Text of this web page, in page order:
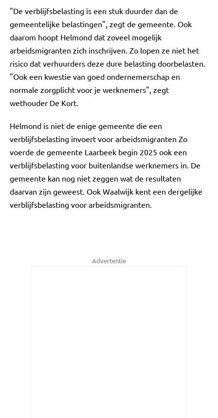
"De verblijfsbelasting is een stuk duurder dan de
gemeentelijke belastingen", zegt de gemeente. Ook
daarom hoopt Helmond dat zoveel mogelijk
arbeidsmigranten zich inschrijven. Zo lopen ze niet het
risico dat verhuurders deze dure belasting doorbelasten.
"Ook een kwestie van goed ondernemerschap en
normale zorgplicht voor je werknemers", zegt
wethouder De Kort.
Helmond is niet de enige gemeente die een
verblijfsbelasting invoert voor arbeidsmigranten Zo
voerde de gemeente Laarbeek begin 2025 ook een
verblijfsbelasting voor buitenlandse werknemers in. De
gemeente kan nog niet zeggen wat de resultaten
daarvan zijn geweest. Ook Waalwijk kent een dergelijke
verblijfsbelasting voor arbeidsmigranten.
Advertentie